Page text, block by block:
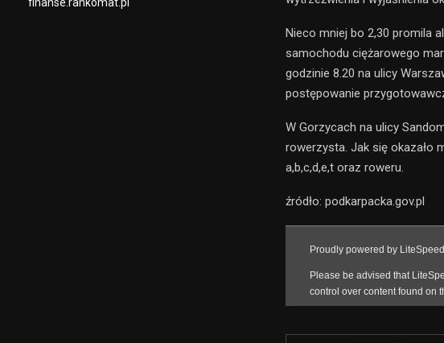
Nieco mniej bo 2,30 promila
samochodu ciężarowego
godzinie 8.20 na ulicy
postępowanie
W Gorzycach na ulicy
rowerzysta. Jak się okazało
a,b,c,d,e,t oraz roweru.
źródło: podkarpacka.gov.pl
finanse.rankomat.pl